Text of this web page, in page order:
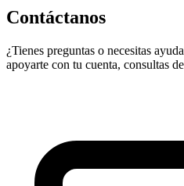
Contáctanos
¿Tienes preguntas o necesitas
apoyarte con tu cuenta, consultas